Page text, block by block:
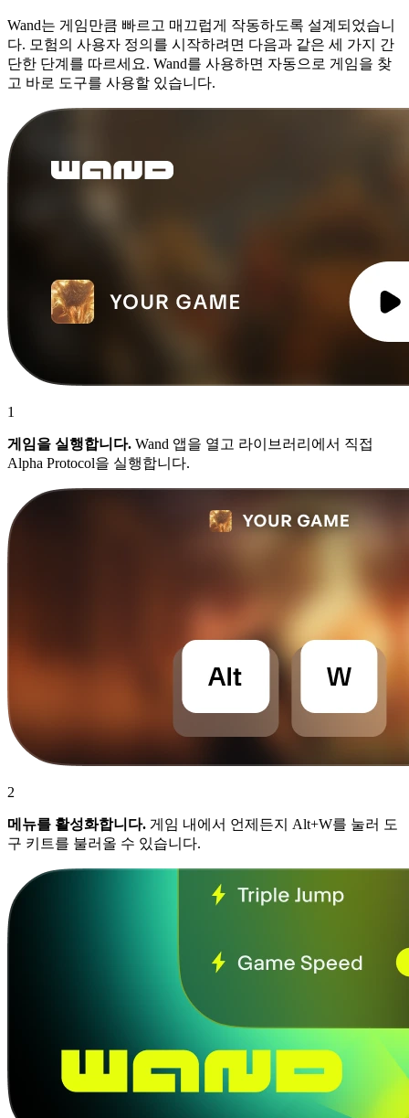
Wand는 게임만큼 빠르고 매끄럽게 작동하도록 설계되었습니
다. 모험의 사용자 정의를 시작하려면 다음과 같은 세 가지 간
단한 단계를 따르세요. Wand를 사용하면 자동으로 게임을 찾
고 바로 도구를 사용할 있습니다.
1
게임을 실행합니다. Wand 앱을 열고 라이브러리에서 직접
Alpha Protocol을 실행합니다.
2
메뉴를 활성화합니다. 게임 내에서 언제든지 Alt+W를 눌러 도
구 키트를 불러올 수 있습니다.